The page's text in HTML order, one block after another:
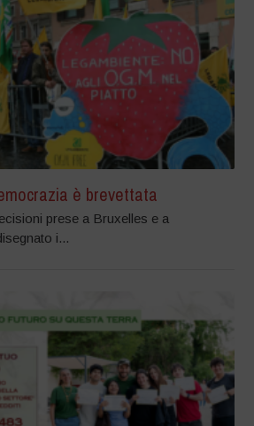
è brevettata
prese a Bruxelles e a
i...